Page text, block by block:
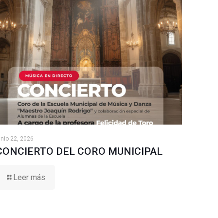
22, 2026
DEL CORO MUNICIPAL
Leer más